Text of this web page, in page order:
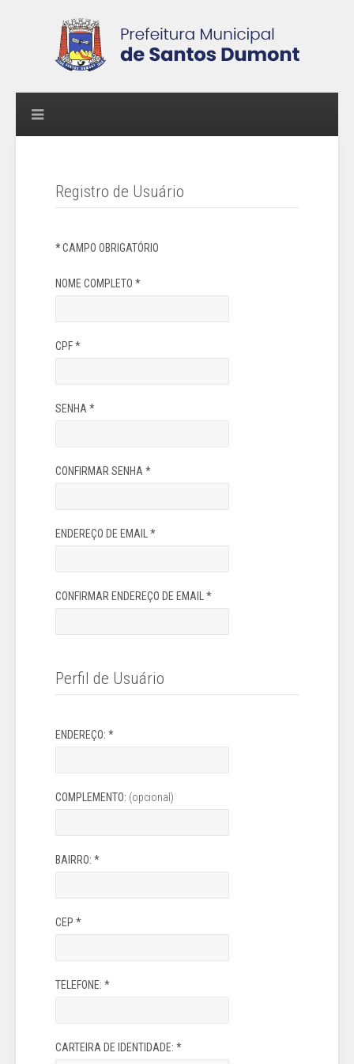
Registro de Usuário
*CAMPO OBRIGATÓRIO
NOME COMPLETO *
CPF*
SENHA *
CONFIRMAR SENHA *
ENDEREÇO DE EMAIL *
CONFIRMAR ENDEREÇO DE EMAIL *
Perfil de Usuário
ENDEREÇO: *
COMPLEMENTO: (opcional)
BAIRRO: *
CEP *
TELEFONE: *
CARTEIRA DE IDENTIDADE: *